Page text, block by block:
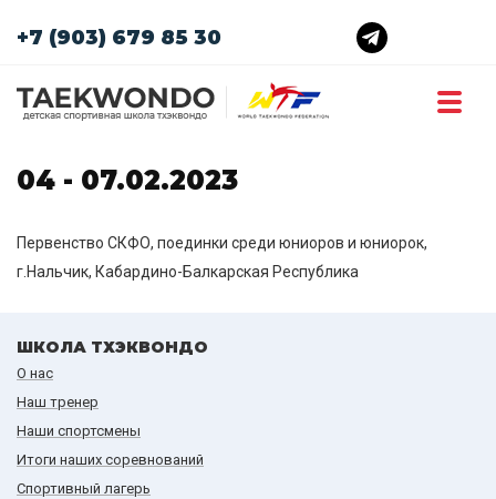
+7 (903) 679 85 30
04 - 07.02.2023
Первенство СКФО, поединки среди юниоров и юниорок,
г.Нальчик, Кабардино-Балкарская Республика
ШКОЛА ТХЭКВОНДО
О нас
Наш тренер
Наши спортсмены
Итоги наших cоревнований
Спортивный лагерь